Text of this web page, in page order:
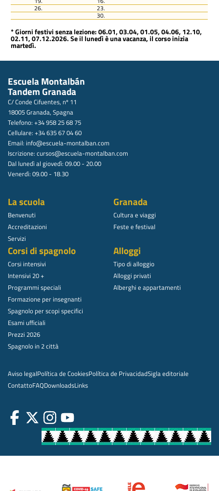
26. 23.
30.
* Giorni festivi senza lezione: 06.01, 03.04, 01.05, 04.06, 12.10,
02.11, 07.12.2026. Se il lunedì è una vacanza, il corso inizia
martedì.
Escuela Montalbán
Tandem Granada
C/ Conde Cifuentes, nº 11
18005 Granada, Spagna
Telefono: +34 958 25 68 75
Cellulare: +34 635 67 04 60
Email: info@escuela-montalban.com
Iscrizione: cursos@escuela-montalban.com
Dal lunedì al giovedì: 09.00 - 20.00
Venerdì: 09.00 - 18.30
La scuola
Benvenuti
Accreditazioni
Servizi
Granada
Cultura e viaggi
Feste e festival
Corsi di spagnolo
Corsi intensivi
Intensivi 20 +
Programmi speciali
Formazione per insegnanti
Spagnolo per scopi specifici
Esami ufficiali
Prezzi 2026
Spagnolo in 2 città
Alloggi
Tipo di alloggio
Alloggi privati
Alberghi e appartamenti
Aviso legalPolítica de CookiesPolítica de PrivacidadSigla editoriale
ContattoFAQDownloadsLinks